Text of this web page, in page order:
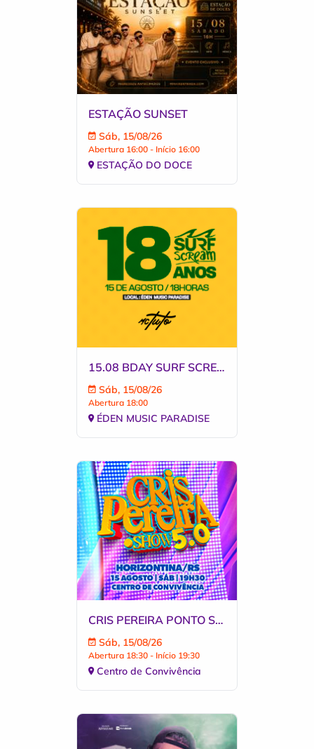
ESTAÇÃO SUNSET
Sáb, 15/08/26
Abertura 16:00 - Início 16:00
ESTAÇÃO DO DOCE
15.08 BDAY SURF SCREAM COM MC TUTO
Sáb, 15/08/26
Abertura 18:00
ÉDEN MUSIC PARADISE
CRIS PEREIRA PONTO SHOW 5.0 EM HORIZONTINA
Sáb, 15/08/26
Abertura 18:30 - Início 19:30
Centro de Convivência